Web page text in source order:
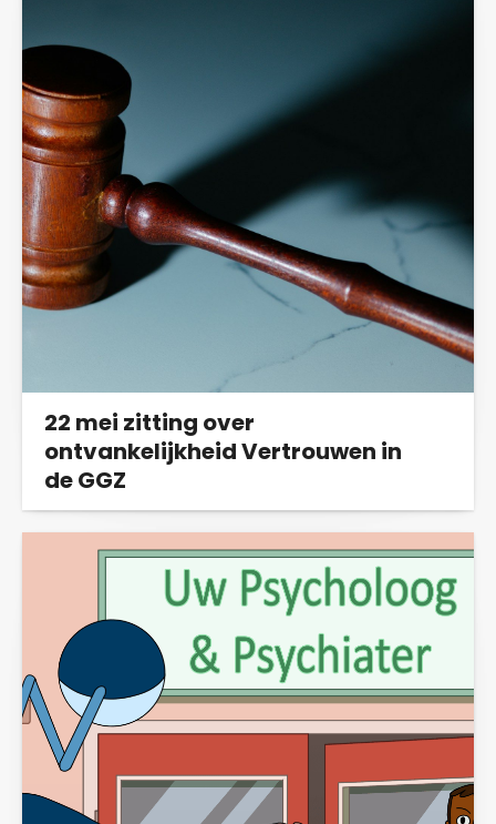
22 mei zitting over
ontvankelijkheid Vertrouwen in
de GGZ
Nederland de eerste zitting plaatsvinden in...